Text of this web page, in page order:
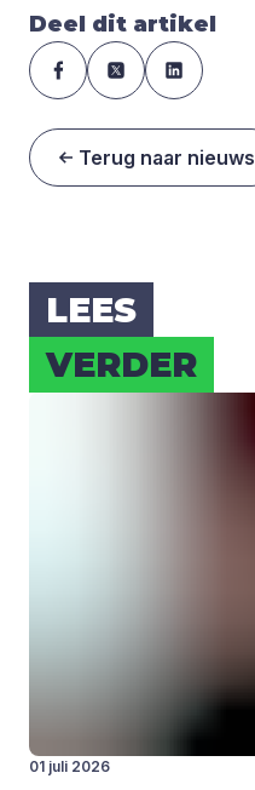
Deel dit artikel
Terug naar nieuws
LEES
VER­DER
01 juli 2026